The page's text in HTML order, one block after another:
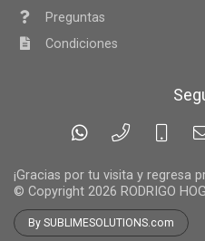
Preguntas
Condiciones
¡Gracias por tu visita y regresa
© Copyright 2026 RODRIGO
By SUBLIMESOLUTIONS.com